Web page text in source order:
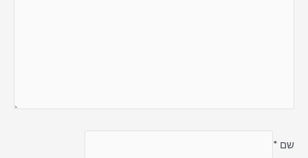
שם *